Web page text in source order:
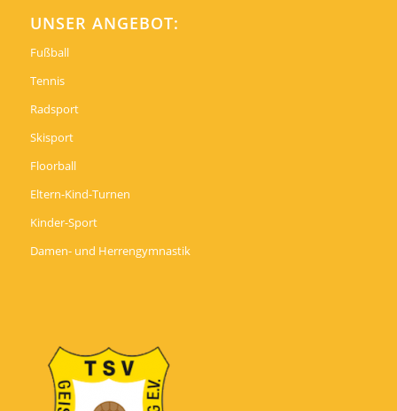
UNSER ANGEBOT:
Fußball
Tennis
Radsport
Skisport
Floorball
Eltern-Kind-Turnen
Kinder-Sport
Damen- und Herrengymnastik